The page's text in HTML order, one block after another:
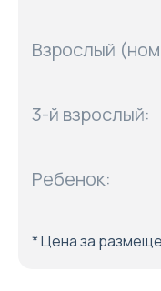
Взрослый
3-й взрослый:
Ребенок:
* Цена за